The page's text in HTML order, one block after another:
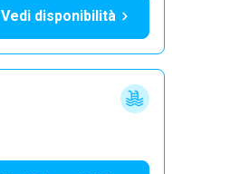
Vedi disponibilità